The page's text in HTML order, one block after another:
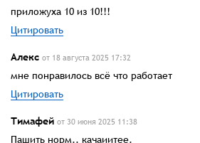
приложуха 10 из 10!!!
Цитировать
Алекс от 18 августа 2025 17:32
мне понравилось всё что работает
Цитировать
Тимафей от 30 июня 2025 11:38
Пашить норм.. качаиитее.